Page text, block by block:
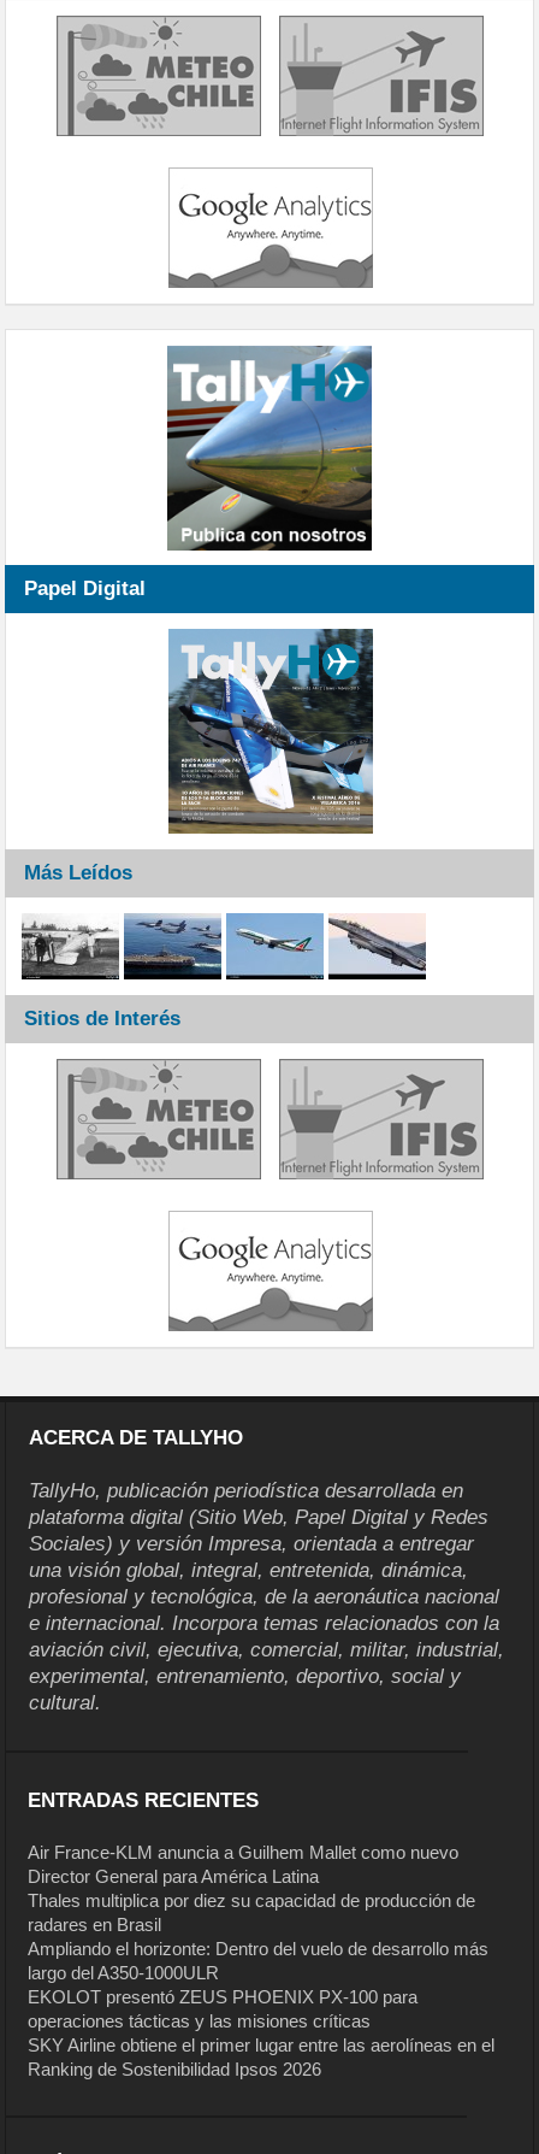
Papel Digital
Más Leídos
Sitios de Interés
ACERCA DE TALLYHO
TallyHo, publicación periodística desarrollada en
plataforma digital (Sitio Web, Papel Digital y Redes
Sociales) y versión Impresa, orientada a entregar
una visión global, integral, entretenida, dinámica,
profesional y tecnológica, de la aeronáutica nacional
e internacional. Incorpora temas relacionados con la
aviación civil, ejecutiva, comercial, militar, industrial,
experimental, entrenamiento, deportivo, social y
cultural.
ENTRADAS RECIENTES
Air France-KLM anuncia a Guilhem Mallet como nuevo
Director General para América Latina
Thales multiplica por diez su capacidad de producción de
radares en Brasil
Ampliando el horizonte: Dentro del vuelo de desarrollo más
largo del A350-1000ULR
EKOLOT presentó ZEUS PHOENIX PX-100 para
operaciones tácticas y las misiones críticas
SKY Airline obtiene el primer lugar entre las aerolíneas en el
Ranking de Sostenibilidad Ipsos 2026